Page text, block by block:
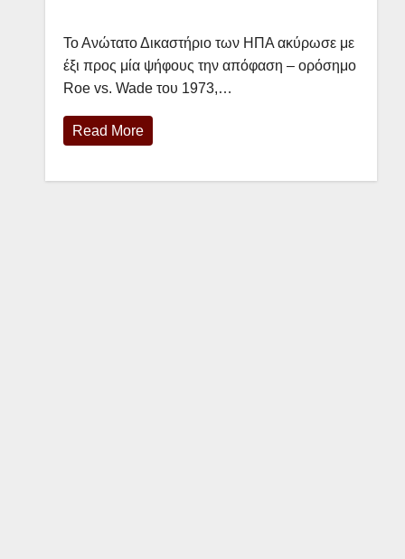
Το Ανώτατο Δικαστήριο των ΗΠΑ ακύρωσε με
έξι προς μία ψήφους την απόφαση – ορόσημο
Roe vs. Wade του 1973,…
Read More